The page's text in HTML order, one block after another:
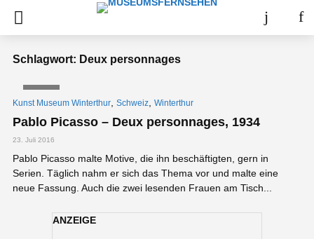
Schlagwort: Deux personnages
Kunst Museum Winterthur Schweiz Winterthur
Pablo Picasso – Deux personnages, 1934
23. Juli 2016
Pablo Picasso malte Motive, die ihn beschäftigten, gern in
Serien. Täglich nahm er sich das Thema vor und malte eine
neue Fassung. Auch die zwei lesenden Frauen am Tisch...
ANZEIGE